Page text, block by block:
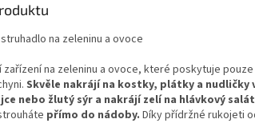
na zeleninu a ovoce
na zeleninu a ovoce, které poskytuje
Skvěle nakrájí na kostky, plátky a nudličky
nebo žlutý sýr a nakrájí zelí na hlávkový salát
přímo do nádoby. Díky přídržné rukojeti